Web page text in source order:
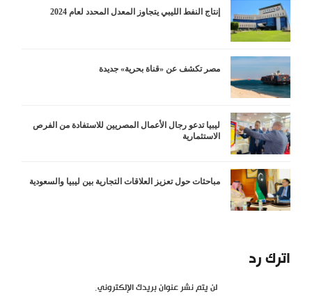
إنتاج النفط الليبي يتجاوز المعدل المحدد لعام 2024
مصر تكشف عن «قناة بحرية» جديدة
ليبيا تدعو رجال الأعمال المصريين للاستفادة من الفرص
الاستثمارية
مباحثات حول تعزيز العلاقات التجارية بين ليبيا والسعودية
اترك رد
لن يتم نشر عنوان بريدك الإلكتروني.